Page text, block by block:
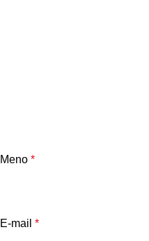
Meno *
E-mail *